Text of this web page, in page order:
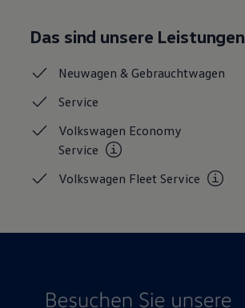
Volkswagen Kundenbetreuung
Das sind unsere Leistungen
Neuwagen &Gebrauchtwagen
Service
Volkswagen Economy
Service
Volkswagen FleetService